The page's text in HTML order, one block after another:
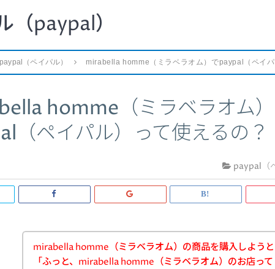
（paypal）
paypal（ペイパル） mirabella homme（ミラベラオム）でpaypal（ペイパ
homme（ミラベラオム
（ペイパル）って使えるの？
paypal（
mirabella homme（ミラベラオム）の商品を購入しようと
「ふっと、mirabella homme（ミラベラオム）のお店って